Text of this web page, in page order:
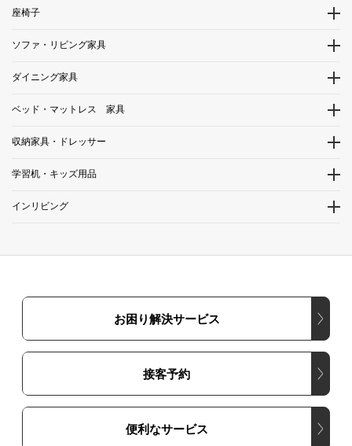
座椅子
ソファ・リビング家具
ダイニング家具
ベッド・マットレス 家具
収納家具・ドレッサー
学習机・キッズ用品
インリビング
お困り解決サービス
接客予約
便利なサービス